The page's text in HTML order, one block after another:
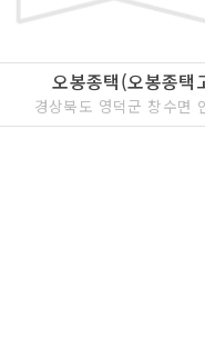
오봉종택(오봉종택
경상북도 영덕군 창수면